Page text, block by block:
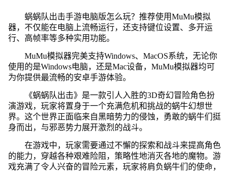
蜗蜗队出击手游电脑版怎么玩？推荐使用MuMu模拟
器，不仅能在电脑上流畅运行，还支持键位设置、多开运
行、高帧率等多种实用功能。
MuMu模拟器完美支持Windows、MacOS系统，无论你
使用的是Windows电脑，还是Mac设备，MuMu模拟器均可
为你提供最流畅的安卓手游体验。
《蜗蜗队出击》是一款引人入胜的3D奇幻冒险角色扮
演游戏，玩家将置身于一个充满危机和挑战的蜗牛幻想世
界。这个世界正面临来自黑暗势力的侵蚀，勇敢的蜗牛们挺
身而出，与邪恶势力展开激烈的战斗。
在游戏中，玩家需要通过不懈的探索和战斗来提高角色
的能力，穿越各种艰难险阻，策略性地消灭各地的魔物。游
戏充满了令人兴奋的冒险元素，玩家将肩负蜗牛们的使命，